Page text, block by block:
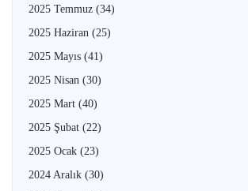
2025 Temmuz (34)
2025 Haziran (25)
2025 Mayıs (41)
2025 Nisan (30)
2025 Mart (40)
2025 Şubat (22)
2025 Ocak (23)
2024 Aralık (30)